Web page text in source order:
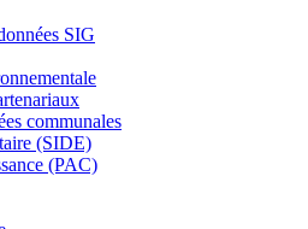
SIG
communales
(SIDE)
(PAC)